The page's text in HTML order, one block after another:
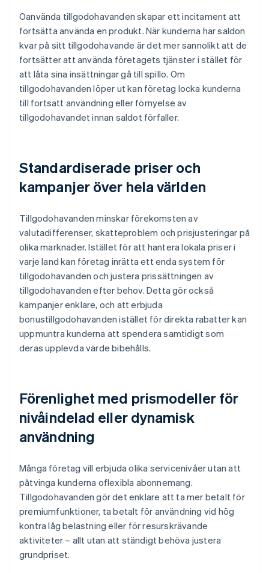
Oanvända tillgodohavanden skapar ett incitament att
fortsätta använda en produkt. När kunderna har saldon
kvar på sitt tillgodohavande är det mer sannolikt att de
fortsätter att använda företagets tjänster i stället för
att låta sina insättningar gå till spillo. Om
tillgodohavanden löper ut kan företag locka kunderna
till fortsatt användning eller förnyelse av
tillgodohavandet innan saldot förfaller.
Standardiserade priser och
kampanjer över hela världen
Tillgodohavanden minskar förekomsten av
valutadifferenser, skatteproblem och prisjusteringar på
olika marknader. Istället för att hantera lokala priser i
varje land kan företag inrätta ett enda system för
tillgodohavanden och justera prissättningen av
tillgodohavanden efter behov. Detta gör också
kampanjer enklare, och att erbjuda
bonustillgodohavanden istället för direkta rabatter kan
uppmuntra kunderna att spendera samtidigt som
deras upplevda värde bibehålls.
Förenlighet med prismodeller för
nivåindelad eller dynamisk
användning
Många företag vill erbjuda olika servicenivåer utan att
påtvinga kunderna oflexibla abonnemang.
Tillgodohavanden gör det enklare att ta mer betalt för
premiumfunktioner, ta betalt för användning vid hög
kontra låg belastning eller för resurskrävande
aktiviteter – allt utan att ständigt behöva justera
grundpriset.